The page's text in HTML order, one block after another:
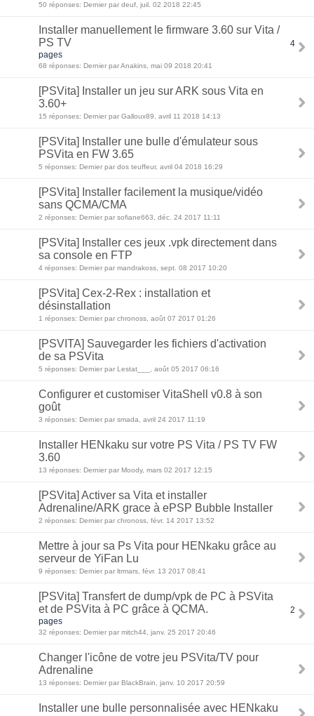
50 réponses: Dernier par deuf, juil. 02 2018 22:45
Installer manuellement le firmware 3.60 sur Vita /
PS TV
4
pages
68 réponses: Dernier par Anakins, mai 09 2018 20:41
[PSVita] Installer un jeu sur ARK sous Vita en
3.60+
15 réponses: Dernier par Galloux89, avril 11 2018 14:13
[PSVita] Installer une bulle d'émulateur sous
PSVita en FW 3.65
5 réponses: Dernier par dos teuffeur, avril 04 2018 16:29
[PSVita] Installer facilement la musique/vidéo
sans QCMA/CMA
2 réponses: Dernier par sofiane663, déc. 24 2017 11:11
[PSVita] Installer ces jeux .vpk directement dans
sa console en FTP
4 réponses: Dernier par mandrakoss, sept. 08 2017 10:20
[PSVita] Cex-2-Rex : installation et
désinstallation
1 réponses: Dernier par chronoss, août 07 2017 01:26
[PSVITA] Sauvegarder les fichiers d'activation
de sa PSVita
5 réponses: Dernier par Lestat___, août 05 2017 06:16
Configurer et customiser VitaShell v0.8 à son
goût
3 réponses: Dernier par smada, avril 24 2017 11:19
Installer HENkaku sur votre PS Vita / PS TV FW
3.60
13 réponses: Dernier par Moody, mars 02 2017 12:15
[PSVita] Activer sa Vita et installer
Adrenaline/ARK grace à ePSP Bubble Installer
2 réponses: Dernier par chronoss, févr. 14 2017 13:52
Mettre à jour sa Ps Vita pour HENkaku grâce au
serveur de YiFan Lu
9 réponses: Dernier par ltrmars, févr. 13 2017 08:41
[PSVita] Transfert de dump/vpk de PC à PSVita
et de PSVita à PC grâce à QCMA.
2
pages
32 réponses: Dernier par mitch44, janv. 25 2017 20:46
Changer l'icône de votre jeu PSVita/TV pour
Adrenaline
13 réponses: Dernier par BlackBrain, janv. 10 2017 20:59
Installer une bulle personnalisée avec HENkaku